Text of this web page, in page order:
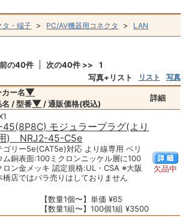
タ・端子 > PC/AV機器用コネクタ > LAN
の40件 次の40件 >>
1
写真+リスト
リスト 写真
カー名▼
名 / 型番▼ / 通販価格(税込)
詳細
45(8P8C) モジュラープラグ(より
) NRJ2-45-C5e
ゴリー5e(CAT5e)対応 より線専用 ベリ
ム銅表面:100ミクロンニッケル層に100
ロン金メッキ 認定規格:UL・CSA ※大阪
橋店ではバラ売りはしておりません
【数量1個〜】単価 ¥65
【数量1組〜】100個1組 ¥3500
欠品中